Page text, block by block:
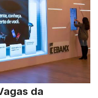
da